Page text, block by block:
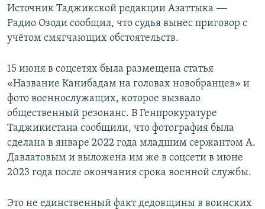
Источник Таджикской редакции Азаттыка -—
Радио Озоди сообщил, что судья вынес приговор с
учётом смягчающих обстоятельств.
15 июня в соцсетях была размещена статья
«Название Канибадам на головах новобранцев» и
фото военнослужащих, которое вызвало
общественный резонанс. В Генпрокуратуре
Таджикистана сообщили, что фотография была
сделана в январе 2022 года младшим сержантом А.
Давлатовым и выложена им же в соцсети в июне
2023 года после окончания срока военной службы.
Это не единственный факт дедовщины в воинских